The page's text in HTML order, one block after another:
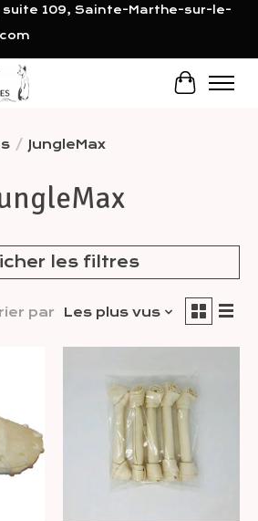
suite 109, Sainte-Marthe-sur-le-
Panier
/ JungleMax
les filtres
par Les plus vus